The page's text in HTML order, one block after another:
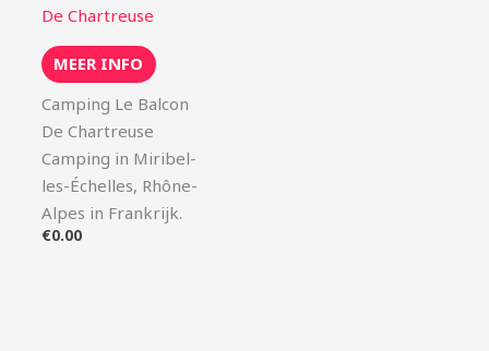
De Chartreuse
MEER INFO
Camping Le Balcon
De Chartreuse
Camping in Miribel-
les-Échelles, Rhône-
Alpes in Frankrijk.
€0.00